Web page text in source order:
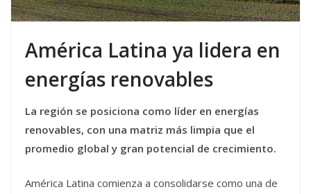
América Latina ya lidera en
energías renovables
La región se posiciona como líder en energías
renovables, con una matriz más limpia que el
promedio global y gran potencial de crecimiento.
América Latina comienza a consolidarse como una de